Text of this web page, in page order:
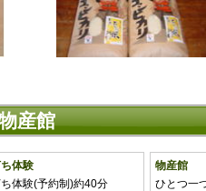
産館
体験
体験(予約制)約40分
物産館
ひとつ一